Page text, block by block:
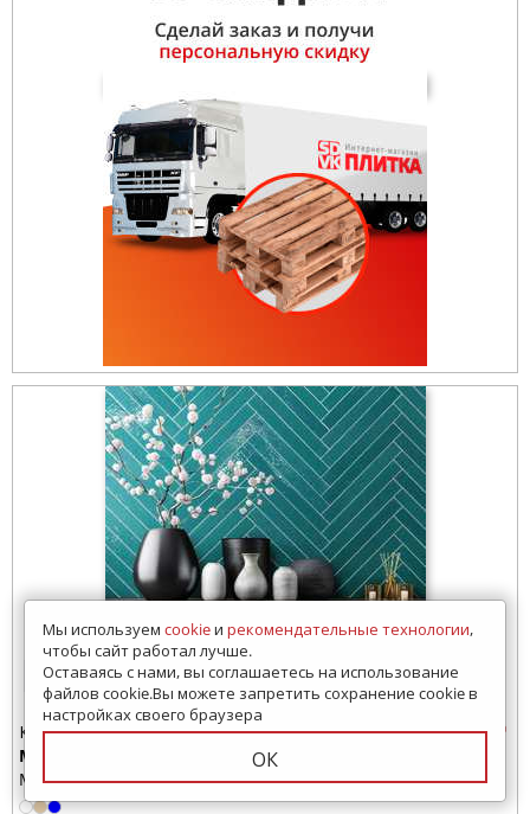
1 просмотр за 7 дней
Керамогранит
Marbella
Monopole (Испания)
Мы используем cookieи рекомендательные технологии,
чтобы сайт работал лучше.
Оставаясь с нами, вы соглашаетесь на использование
файлов cookie.Вы можете запретить сохранение cookie в
настройках своего браузера
ОК